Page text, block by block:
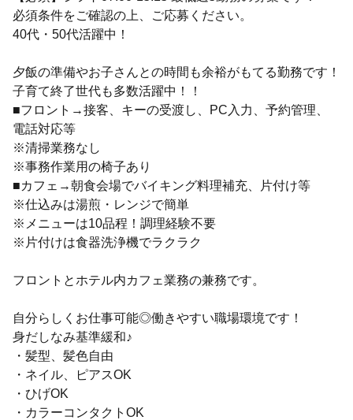
必須条件をご確認の上、ご応募ください。
40代・50代活躍中！
夕飯の準備やお子さんとの時間も余裕がもてる勤務です！
子育て終了世代も多数活躍中！！
■フロント→接客、キーの受渡し、PC入力、予約管理、
電話対応等
※清掃業務なし
※事務作業用の椅子あり
■カフェ→朝食会場でバイキング料理補充、片付け等
※仕込みは湯煎・レンジで簡単
※メニューは10品程！調理経験不要
※片付けは食器洗浄機でラクラク
フロントとホテル内カフェ業務の兼務です。
自分らしくお仕事可能◎働きやすい職場環境です！
身だしなみ基準緩和♪
・髪型、髪色自由
・ネイル、ピアスOK
・ひげOK
・カラーコンタクトOK